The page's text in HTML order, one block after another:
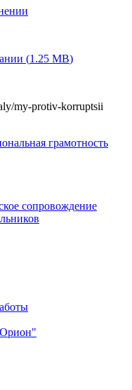
(1.25 MB)
my-protiv-korruptsii
грамотность
сопровождение